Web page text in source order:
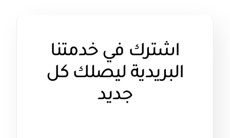
اشترك في خدمتنا
البريدية ليصلك كل
جديد